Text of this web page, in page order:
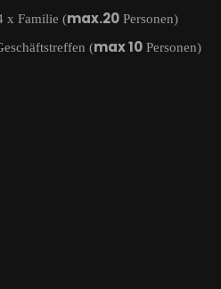
x Familie (max.20 Personen)
(max 10 Personen)